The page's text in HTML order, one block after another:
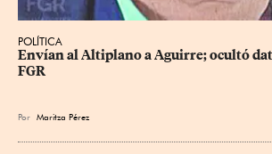
POLÍTICA
Envían al Altiplano a Aguirre; ocultó
FGR
Por Maritza Pérez